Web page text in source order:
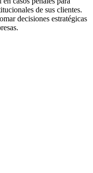
de sus clientes.
decisiones estratégicas